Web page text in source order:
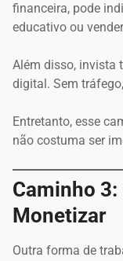
financeira, pode
educativo ou
Além disso, invista
digital. Sem
Entretanto, esse
não costuma ser
Caminho
Monetizar
Outra forma de